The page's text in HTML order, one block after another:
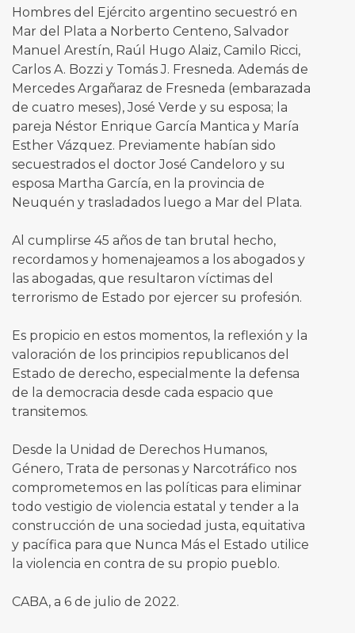
Hombres del Ejército argentino secuestró en
Mar del Plata a Norberto Centeno, Salvador
Manuel Arestín, Raúl Hugo Alaiz, Camilo Ricci,
Carlos A. Bozzi y Tomás J. Fresneda. Además de
Mercedes Argañaraz de Fresneda (embarazada
de cuatro meses), José Verde y su esposa; la
pareja Néstor Enrique García Mantica y María
Esther Vázquez. Previamente habían sido
secuestrados el doctor José Candeloro y su
esposa Martha García, en la provincia de
Neuquén y trasladados luego a Mar del Plata.
Al cumplirse 45 años de tan brutal hecho,
recordamos y homenajeamos a los abogados y
las abogadas, que resultaron víctimas del
terrorismo de Estado por ejercer su profesión.
Es propicio en estos momentos, la reflexión y la
valoración de los principios republicanos del
Estado de derecho, especialmente la defensa
de la democracia desde cada espacio que
transitemos.
Desde la Unidad de Derechos Humanos,
Género, Trata de personas y Narcotráfico nos
comprometemos en las políticas para eliminar
todo vestigio de violencia estatal y tender a la
construcción de una sociedad justa, equitativa
y pacífica para que Nunca Más el Estado utilice
la violencia en contra de su propio pueblo.
CABA, a 6 de julio de 2022.